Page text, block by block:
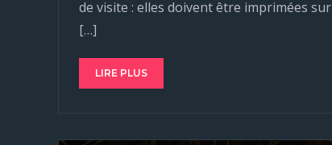
de visite : elles doivent être imprimées sur
[…]
LIRE PLUS